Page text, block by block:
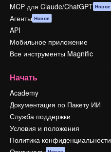
MCP для Claude/ChatGPT Новое
Агенты Новое
API
Мобильное приложение
Все инструменты Magnific
Начать
Academy
Документация по Пакету ИИ
Служба поддержки
Условия и положения
Политика конфиденциальности